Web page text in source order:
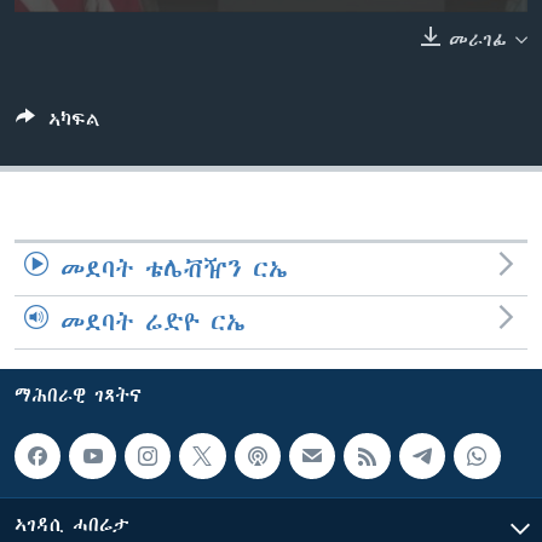
መራገፊ
ኣካፍል
መደባት ቴሌቭዥን ርኤ
መደባት ሬድዮ ርኤ
ማሕበራዊ ገጻትና
ኣገዳሲ ሓበሬታ